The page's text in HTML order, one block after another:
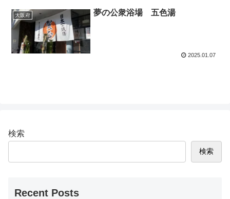
大阪府 夢の公衆浴場 五色湯
2025.01.07
検索
検索
Recent Posts